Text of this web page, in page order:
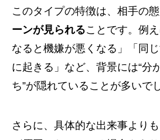
このタイプの特徴は、相手の
ーンが見られることです。例
なると機嫌が悪くなる」「同
に起きる」など、背景には“分
ち”が隠れていることが多いで
さらに、具体的な出来事より